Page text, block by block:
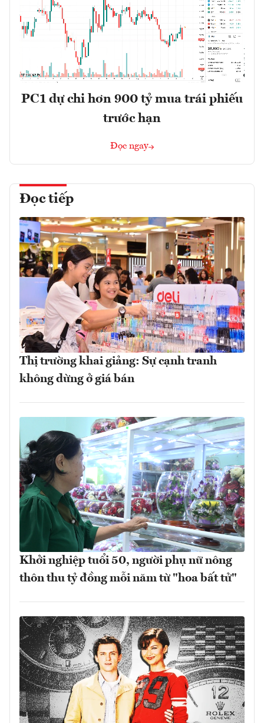
PC1 dự chi hơn 900 tỷ mua trái phiếu
trước hạn
Đọc ngay
Đọc tiếp
Thị trường khai giảng: Sự cạnh tranh
không dừng ở giá bán
Khởi nghiệp tuổi 50, người phụ nữ nông
thôn thu tỷ đồng mỗi năm từ "hoa bất tử"